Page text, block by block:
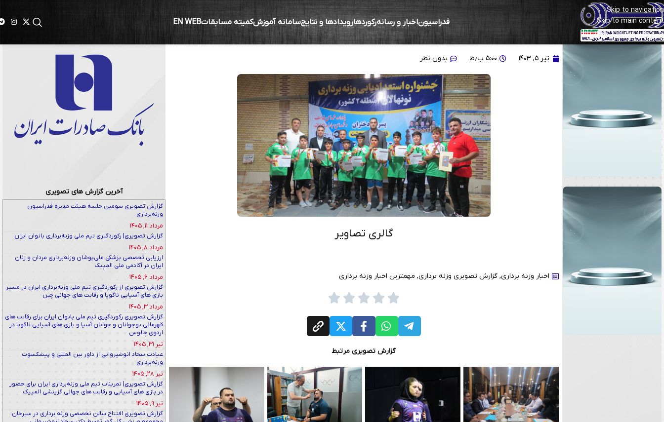
Skip to navigation
Skip to main content
فدراسیوناخبار و رسانهرکوردهارویدادها و نتایجسامانه آموزشکمیته مسابقاتEN WEB
گزارش تصویری از جشنواره استعدادیابی استان فارس – مرودشت
تیر ۵, ۱۴۰۳ ۵:۰۰ ب٫ظ بدون نظر
گالری تصاویر
اخبار وزنه برداری, گزارش تصویری وزنه برداری, مهمترین اخبار وزنه برداری
گزارش تصویری مرتبط
آخرین گزارش های تصویری
گزارش تصویری سومین جلسه هیئت مدیره فدراسیون
وزنه‌برداری
مرداد ۱۱, ۱۴۰۵
گزارش تصویری| رکوردگیری تیم ملی وزنه‌برداری بانوان ایران
مرداد ۸, ۱۴۰۵
ارزیابی تخصصی پزشکی ملی‌پوشان وزنه‌برداری مردان و زنان
ایران در آکادمی ملی المپیک
مرداد ۶, ۱۴۰۵
گزارش تصویری از رکوردگیری تیم ملی وزنه‌برداری ایران در مسیر
بازی های آسیایی ناگویا و رقابت های جهانی چین
مرداد ۳, ۱۴۰۵
گزارش تصویری رکوردگیری تیم ملی بانوان ایران برای رقابت های
قهرمانی نوجوانان و جوانان آسیا و بازی های آسیایی ناگویا در
اردوی چالوس
تیر ۳۱, ۱۴۰۵
عیادت سجاد انوشیروانی از داور بین المللی و پیشکسوت
وزنه‌برداری
تیر ۲۸, ۱۴۰۵
گزارش تصویری| تمرینات تیم ملی وزنه‌برداری ایران برای حضور
در بازی های آسیایی و رقابت های جهانی گزینشی المپیک
تیر ۹, ۱۴۰۵
گزارش تصویری افتتاح سالن تخصصی وزنه برداری در سیرجان: